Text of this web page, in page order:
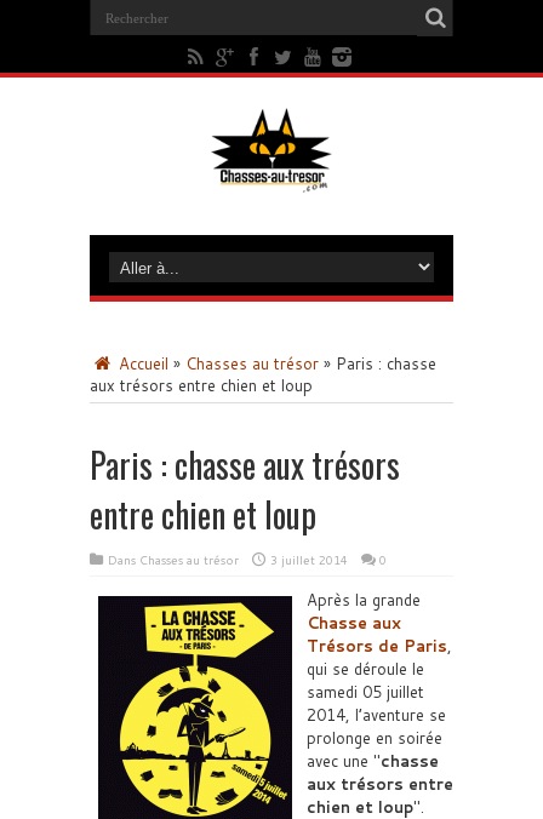
Accueil » Chasses au trésor » Paris : chasse
aux trésors entre chien et loup
Paris : chasse aux trésors
entre chien et loup
Dans Chasses au trésor 3 juillet 2014 0
Après la grande
Chasse aux
Trésors de Paris,
qui se déroule le
samedi 05 juillet
2014, l’aventure se
prolonge en soirée
avec une
chasse
aux trésors entre
chien et loup .